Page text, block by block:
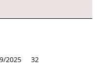
2025 32